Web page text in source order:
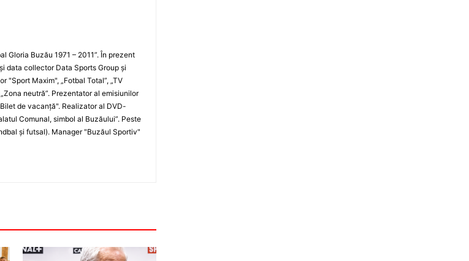
Gloria Buzău 1971 – 2011”. În prezent
data collector Data Sports Group şi
"Sport Maxim", „Fotbal Total”, „TV
neutră”. Prezentator al emisiunilor
de vacanţă". Realizator al DVD-
Comunal, simbol al Buzăului”. Peste
şi futsal). Manager "Buzăul Sportiv"